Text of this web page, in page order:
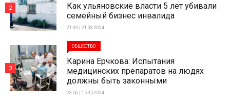
Как ульяновские власти 5 лет убивали
семейный бизнес инвалида
21:09 | 21-03-2024
2
ОБЩЕСТВО
Карина Ерчкова: Испытания
медицинских препаратов на людях
должны быть законными
23:56 | 15-05-2024
3